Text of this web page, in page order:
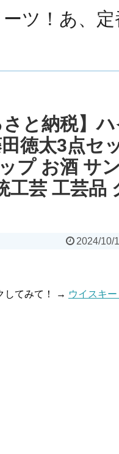
ツ！あ、定
と納税】
徳太3点セ
プ お酒 サ
工芸 工芸品
2024/10/
してみて！ → ウイスキー